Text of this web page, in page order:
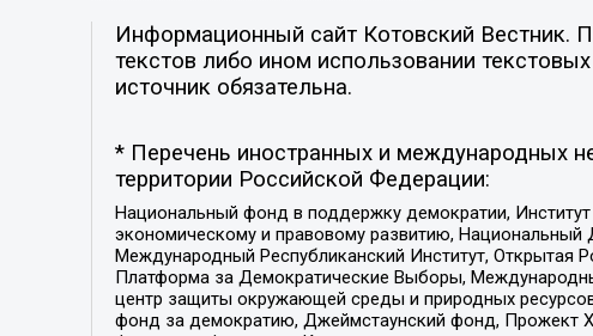
Информационный сайт Котовский Вестник.
текстов либо ином использовании
источник обязательна.
* Перечень иностранных и международных
территории Российской Федерации:
Национальный фонд в поддержку демократии,
экономическому и правовому развитию, Национальный
Международный Республиканский Институт, Открытая
Платформа за Демократические Выборы,
центр защиты окружающей среды и природных
фонд за демократию, Джеймстаунский фонд, Прожект